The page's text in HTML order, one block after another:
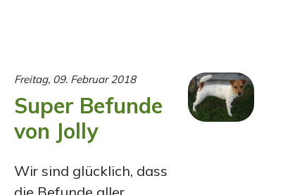
Freitag, 09. Februar 2018
Super Befunde
von Jolly
Wir sind glücklich, dass